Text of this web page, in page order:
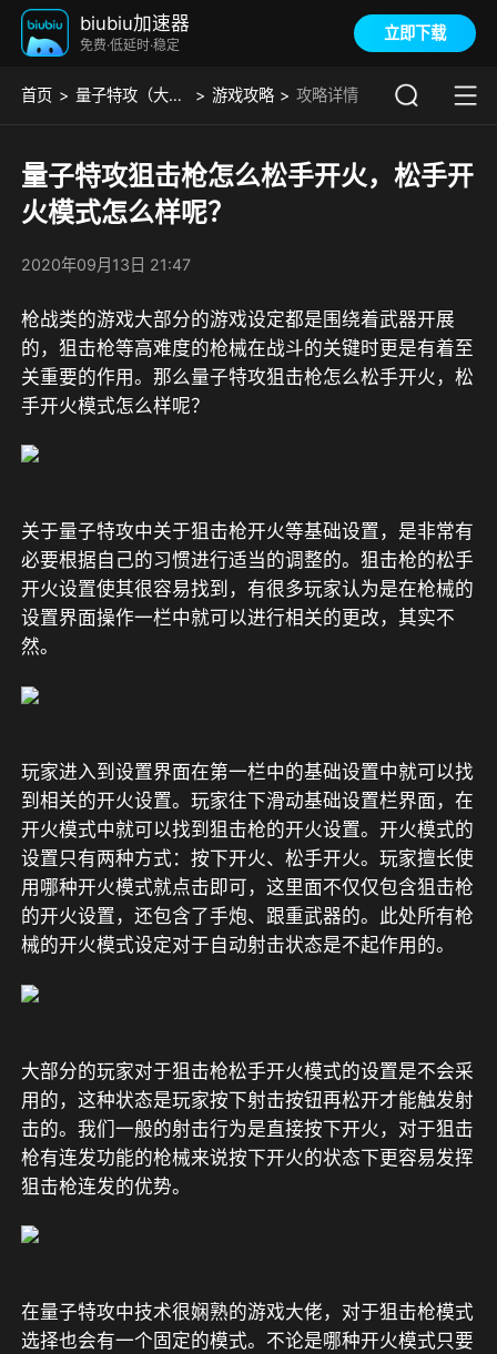
biubiu加速器
免费·低延时·稳定
立即下载
首页 量子特攻（大陆服） 游戏攻略 攻略详情
量子特攻狙击枪怎么松手开火，松手开
火模式怎么样呢？
2020年09月13日 21:47
枪战类的游戏大部分的游戏设定都是围绕着武器开展
的，狙击枪等高难度的枪械在战斗的关键时更是有着至
关重要的作用。那么量子特攻狙击枪怎么松手开火，松
手开火模式怎么样呢？
关于量子特攻中关于狙击枪开火等基础设置，是非常有
必要根据自己的习惯进行适当的调整的。狙击枪的松手
开火设置使其很容易找到，有很多玩家认为是在枪械的
设置界面操作一栏中就可以进行相关的更改，其实不
然。
玩家进入到设置界面在第一栏中的基础设置中就可以找
到相关的开火设置。玩家往下滑动基础设置栏界面，在
开火模式中就可以找到狙击枪的开火设置。开火模式的
设置只有两种方式：按下开火、松手开火。玩家擅长使
用哪种开火模式就点击即可，这里面不仅仅包含狙击枪
的开火设置，还包含了手炮、跟重武器的。此处所有枪
械的开火模式设定对于自动射击状态是不起作用的。
大部分的玩家对于狙击枪松手开火模式的设置是不会采
用的，这种状态是玩家按下射击按钮再松开才能触发射
击的。我们一般的射击行为是直接按下开火，对于狙击
枪有连发功能的枪械来说按下开火的状态下更容易发挥
狙击枪连发的优势。
在量子特攻中技术很娴熟的游戏大佬，对于狙击枪模式
选择也会有一个固定的模式。不论是哪种开火模式只要